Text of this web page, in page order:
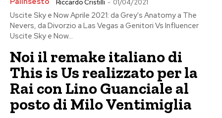
Riccardo Cristilli - 01/04/2021
Uscite Sky e Now Aprile 2021: da Grey's Anatomy a The
Nevers, da Divorzio a Las Vegas a Genitori Vs Influencer
Uscite Sky e Now...
Noi il remake italiano di
This is Us realizzato per la
Rai con Lino Guanciale al
posto di Milo Ventimiglia